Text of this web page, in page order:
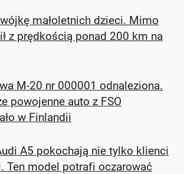
małoletnich dzieci. Mimo
z prędkością ponad 200 km na
M-20 nr 000001 odnaleziona.
powojenne auto z FSO
w Finlandii
A5 pokochają nie tylko klienci
Ten model potrafi oczarować